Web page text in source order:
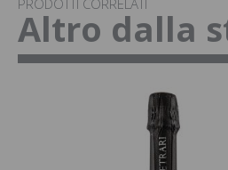
PRODOTTI CORRELATI
Altro dalla